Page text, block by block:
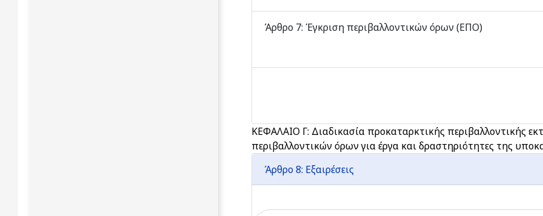
Άρθρο 7: Έγκριση περιβαλλοντικών όρων (ΕΠΟ)
ΚΕΦΑΛΑΙΟ Γ: Διαδικασία προκαταρκτικής περιβαλλοντικής
περιβαλλοντικών όρων για έργα και δραστηριότητες της
Άρθρο 8: Εξαιρέσεις